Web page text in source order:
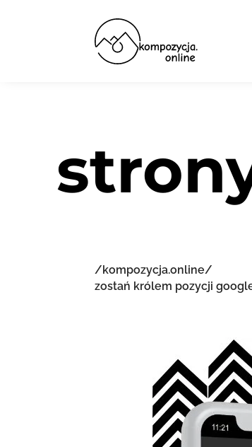
/kompozycja.online/
zostań królem pozycji